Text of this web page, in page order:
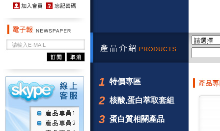
1 特價專區
2 核酸,蛋白萃取套組
3 蛋白質相關產品